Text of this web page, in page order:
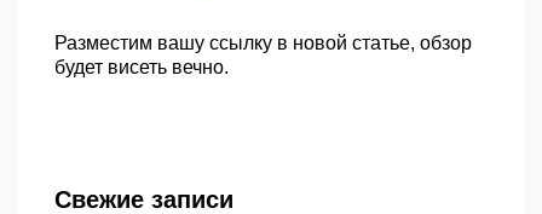
Разместим вашу ссылку в новой статье, обзор
будет висеть вечно.
Свежие записи